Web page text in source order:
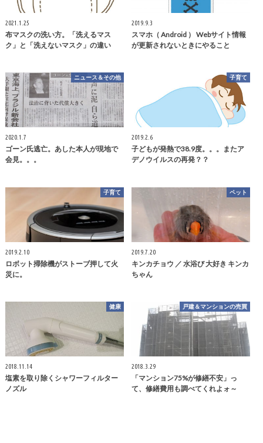
2021.1.25
布マスクの洗い方。「洗えるマス
ク」と「洗えないマスク」の違い
2019.9.3
スマホ（ Android ） Webサイト情報
が更新されないときにやること
ニュース＆その他
2020.1.7
ゴーン氏逃亡。あした本人が現地で
会見。。。
子育て
2019.2.6
子どもが発熱で38.9度。。。またア
デノウイルスの再発？？
子育て
2019.2.10
ロボット掃除機がストーブ押して火
災に。
ペット
2019.7.20
キンカチョウ ／ 水浴び 大好き キンカ
ちゃん
健康
2018.11.14
塩素を取り除くシャワーフィルター
ノズル
戸建＆マンションの売買
2018.3.29
「マンション75%が修繕不安」っ
て、修繕費用も調べてくれよォ～